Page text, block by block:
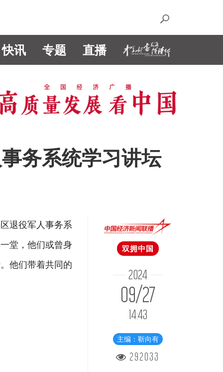
快讯 专题 直播
务系统学习讲坛
退役军人事务系
堂，他们或曾身
他们带着共同的
双拥中国
2024
09/27
14:43
主编：靳向有
292033